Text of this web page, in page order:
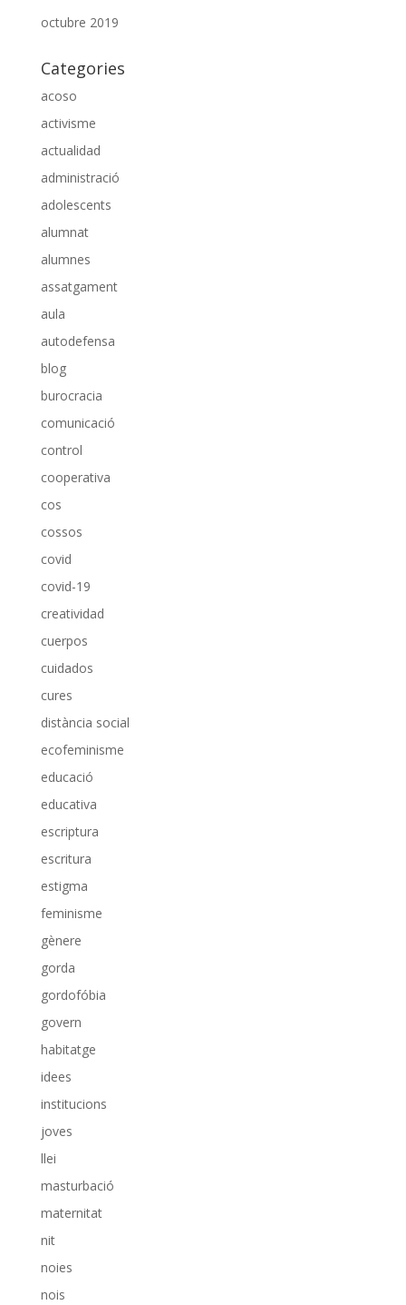
octubre 2019
Categories
acoso
activisme
actualidad
administració
adolescents
alumnat
alumnes
assatgament
aula
autodefensa
blog
burocracia
comunicació
control
cooperativa
cos
cossos
covid
covid-19
creatividad
cuerpos
cuidados
cures
distància social
ecofeminisme
educació
educativa
escriptura
escritura
estigma
feminisme
gènere
gorda
gordofóbia
govern
habitatge
idees
institucions
joves
llei
masturbació
maternitat
nit
noies
nois